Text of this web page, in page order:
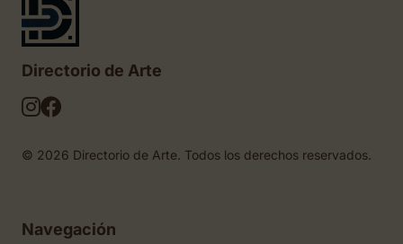
Directorio de Arte
© 2026 Directorio de Arte. Todos los derechos reservados.
Navegación